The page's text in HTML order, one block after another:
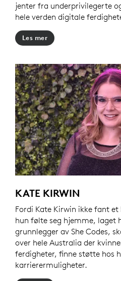
jenter fra underprivilegerte
hele verden digitale
Les mer
KATE KIRWIN
Fordi Kate Kirwin ikke fant et
hun følte seg hjemme, laget
grunnlegger av She Codes,
over hele Australia der
ferdigheter, finne støtte hos
karrierermuligheter.